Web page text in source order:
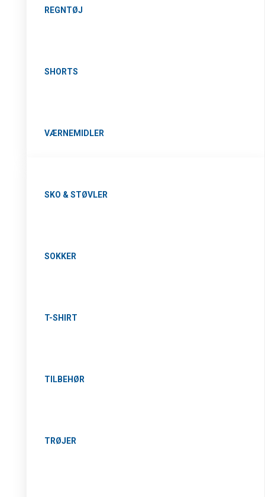
REGNTØJ
SHORTS
VÆRNEMIDLER
SKO & STØVLER
SOKKER
T-SHIRT
TILBEHØR
TRØJER